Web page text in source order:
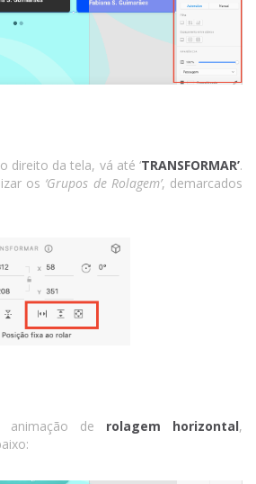
direito da tela, vá até ‘TRANSFORMAR’.
os ‘Grupos de Rolagem’, demarcados
de rolagem horizontal,